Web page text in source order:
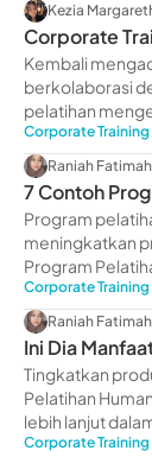
Kezia
Corporate
dibimbing.id
Kembali
berkolaborasi
pelatihan
Corporate Training
Raniah Fatimah
7 Contoh
Program
meningkatkan
Program
Corporate Training
Raniah Fatimah
Ini Dia
Perusahaan
Tingkatkan
Pelatihan
lebih lanjut
Corporate Training